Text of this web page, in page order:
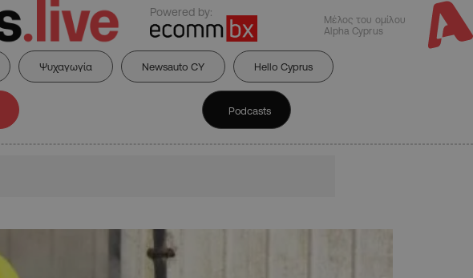
Powered by:
Μέλος του ομίλου
Alpha Cyprus
Ψυχαγωγία Newsauto CY Hello Cyprus
Podcasts